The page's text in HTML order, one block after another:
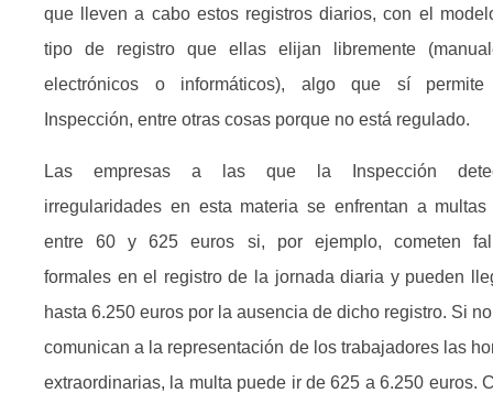
que lleven a cabo estos registros diarios, con el
tipo de registro que ellas elijan libremente
electrónicos o informáticos), algo que sí
Inspección, entre otras cosas porque no está regulado.
Las empresas a las que la Inspección
irregularidades en esta materia se enfrentan a multas
entre 60 y 625 euros si, por ejemplo, cometen
formales en el registro de la jornada diaria y pueden
hasta 6.250 euros por la ausencia de dicho registro. Si
comunican a la representación de los trabajadores las
extraordinarias, la multa puede ir de 625 a 6.250 euros.